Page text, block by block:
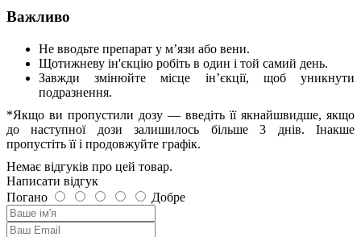
Важливо
Не вводьте препарат у м’язи або вени.
Щотижневу ін'єкцію робіть в один і той самий день.
Завжди змінюйте місце ін’єкції, щоб уникнути
подразнення.
*Якщо ви пропустили дозу — введіть її якнайшвидше, якщо
до наступної дози залишилось більше 3 днів. Інакше
пропустіть її і продовжуйте графік.
Немає відгуків про цей товар.
Написати відгук
Погано
Добре